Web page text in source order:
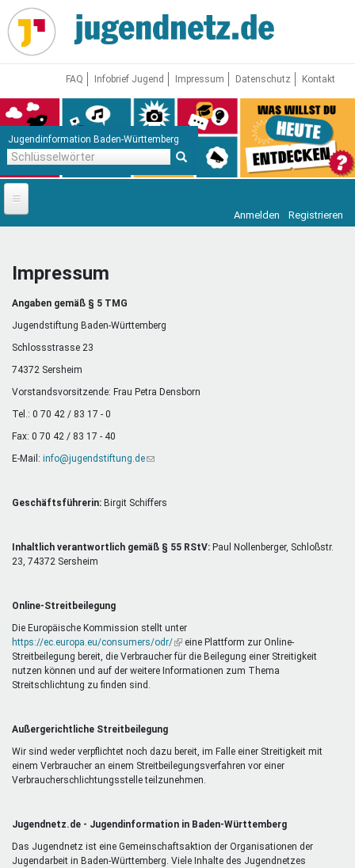
Direkt
zum
Inhalt
FAQ Infobrief Jugend Impressum Datenschutz Kontakt
Jugendinformation Baden-Württemberg
Startseite
Jugendnetz
Freizeit & Reisen
Mentoren & Projekte
Schule & Beruf
Vor Ort
Anmelden Registrieren
Impressum
Angaben gemäß § 5 TMG
Jugendstiftung Baden-Württemberg
Schlossstrasse 23
74372 Sersheim
Vorstandsvorsitzende: Frau Petra Densborn
Tel.: 0 70 42 / 83 17 - 0
Fax: 0 70 42 / 83 17 - 40
E-Mail: info@jugendstiftung.de(Link
Mail)
Geschäftsführerin: Birgit Schiffers
Inhaltlich verantwortlich gemäß § 55 RStV: Paul Nollenberger, Schloßstr.
23, 74372 Sersheim
Online-Streitbeilegung
Die Europäische Kommission stellt unter
https://ec.europa.eu/consumers/odr/(Link
ist
extern)
eine Plattform zur Online-
Streitbeilegung bereit, die Verbraucher für die Beilegung einer Streitigkeit
nutzen können und auf der weitere Informationen zum Thema
Streitschlichtung zu finden sind.
Außergerichtliche Streitbeilegung
Wir sind weder verpflichtet noch dazu bereit, im Falle einer Streitigkeit mit
einem Verbraucher an einem Streitbeilegungsverfahren vor einer
Verbraucherschlichtungsstelle teilzunehmen.
Jugendnetz.de - Jugendinformation in Baden-Württemberg
Das Jugendnetz ist eine Gemeinschaftsaktion der Organisationen der
Jugendarbeit in Baden-Württemberg. Viele Inhalte des Jugendnetzes